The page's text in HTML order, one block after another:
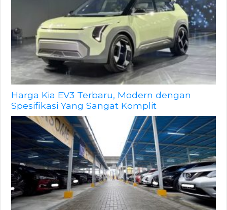
Harga Kia EV3 Terbaru, Modern dengan
Spesifikasi Yang Sangat Komplit